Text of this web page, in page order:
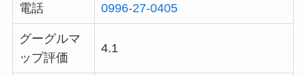
電話 0996-27-0405
グーグルマ
ップ評価
4.1